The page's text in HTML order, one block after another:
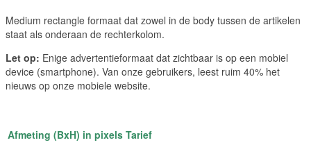
Medium rectangle formaat dat zowel in de body tussen de artikelen
staat als onderaan de rechterkolom.
Let op: Enige advertentieformaat dat zichtbaar is op een mobiel
device (smartphone). Van onze gebruikers, leest ruim 40% het
nieuws op onze mobiele website.
Afmeting (BxH) in pixels Tarief